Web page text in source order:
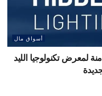
أسواق مال
لمعرض تكنولوجيا الليد